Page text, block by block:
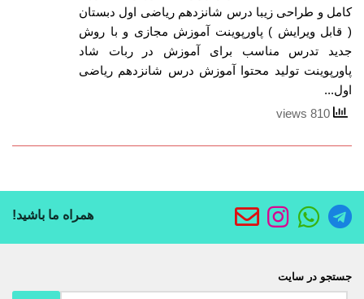
کامل و طراحی زیبا درس شانزدهم ریاضی اول دبستان
( قابل ویرایش ) پاورپوینت آموزش مجازی و با روش
جدید تدرس مناسب برای آموزش در ربات شاد
پاورپوینت تولید محتوا آموزش درس شانزدهم ریاضی
اول...
همراه ما باشید!
جستجو در سایت